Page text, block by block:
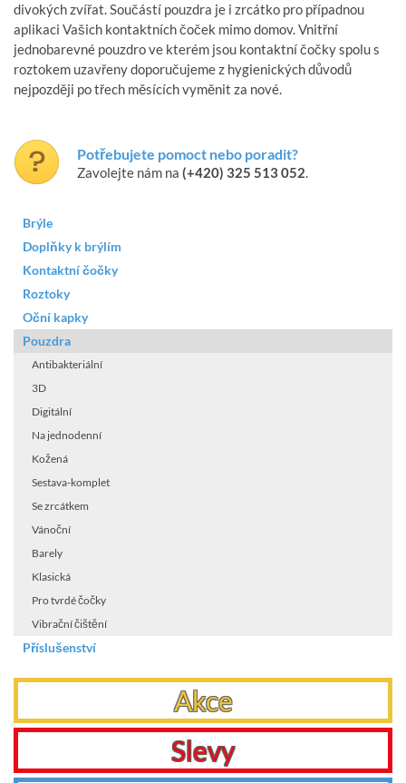
divokých zvířat. Součástí pouzdra je i zrcátko pro případnou
aplikaci Vašich kontaktních čoček mimo domov. Vnitřní
jednobarevné pouzdro ve kterém jsou kontaktní čočky spolu s
roztokem uzavřeny doporučujeme z hygienických důvodů
nejpozději po třech měsících vyměnit za nové.
Potřebujete pomoct nebo poradit?
Zavolejte nám na (+420) 325 513 052.
Brýle
Doplňky k brýlím
Kontaktní čočky
Roztoky
Oční kapky
Pouzdra
Antibakteriální
3D
Digitální
Na jednodenní
Kožená
Sestava-komplet
Se zrcátkem
Vánoční
Barely
Klasická
Pro tvrdé čočky
Vibrační čištění
Příslušenství
Akce
Slevy